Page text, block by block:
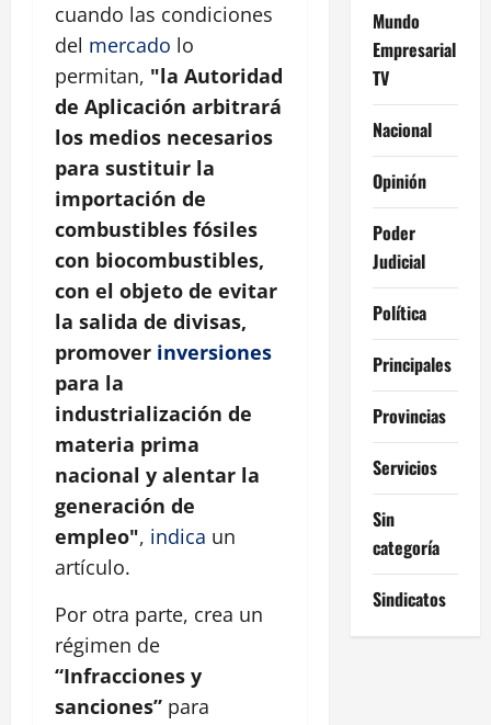
cuando las condiciones
del mercado lo
permitan, "la Autoridad
de Aplicación arbitrará
los medios necesarios
para sustituir la
importación de
combustibles fósiles
con biocombustibles,
con el objeto de evitar
la salida de divisas,
promover inversiones
para la
industrialización de
materia prima
nacional y alentar la
generación de
empleo", indica un
artículo.
Por otra parte, crea un
régimen de
“Infracciones y
sanciones” para
Mundo
Empresarial
TV
Nacional
Opinión
Poder
Judicial
Política
Principales
Provincias
Servicios
Sin
categoría
Sindicatos